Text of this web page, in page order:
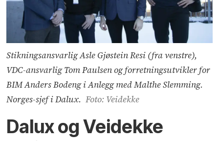
Stikningsansvarlig Asle Gjøstein Resi (fra venstre),
VDC-ansvarlig Tom Paulsen og forretningsutvikler for
BIM Anders Bodeng i Anlegg med Malthe Slemming.
Norges-sjef i Dalux. Foto: Veidekke
Dalux og Veidekke